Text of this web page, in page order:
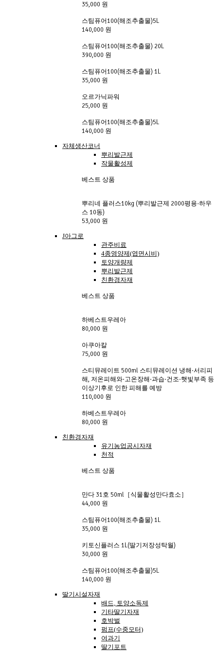
35,000 원
스팀퓨어100(해조추출물)5L
140,000 원
스팀퓨어100(해조추출물) 20L
390,000 원
스팀퓨어100(해조추출물) 1L
35,000 원
오르가닉파워
25,000 원
스팀퓨어100(해조추출물)5L
140,000 원
자체생산코너
뿌리발근제
작물활성제
베스트 상품
뿌리네 플러스10kg (뿌리발근제 2000평용-하우
스 10동)
53,000 원
J아그로
관주비료
4종영양제(엽면시비)
토양개량제
뿌리발근제
친환경자재
베스트 상품
하베스트우레아
80,000 원
아쿠아칼
75,000 원
스티뮤레이트 500ml 스티뮤레이션 냉해·서리피
해, 저온피해와·고온장해·과습·건조·햇빛부족 등
이상기후로 인한 피해를 예방
110,000 원
하베스트우레아
80,000 원
친환경자재
유기농업공시자재
천적
베스트 상품
만다 31호 50ml［식물활성만다효소］
44,000 원
스팀퓨어100(해조추출물) 1L
35,000 원
키토신플러스 1L(딸기저장성탁월)
30,000 원
스팀퓨어100(해조추출물)5L
140,000 원
딸기시설자재
배드, 토양소독제
기타딸기자재
호박벌
펌프(수중모터)
여과기
딸기포트